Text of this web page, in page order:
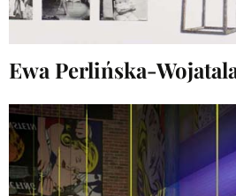
Ewa Perlińska-